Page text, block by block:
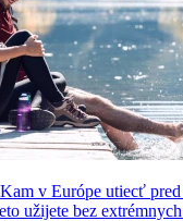
v Európe utiecť
užijete bez